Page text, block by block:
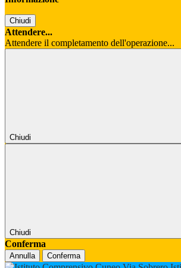
Chiudi
Attendere...
Attendere il completamento dell'operazione...
Chiudi
Chiudi
Conferma
Annulla Conferma